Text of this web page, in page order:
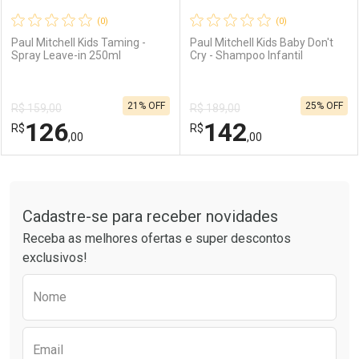
Comprar sem Desconto
Por R$ 210,00/cada
Comprar sem Desconto
Por R$ 210,00/cada
Comprar sem Desconto
Por R$ 282,00/cada
Comprar sem Desconto
Por R$ 282,00/cada
(0)
Paul Mitchell Kids Taming -
Spray Leave-in 250ml
R$ 159,00
R$126,00
21% OFF
Laboratório
Por Menos
(0)
Paul Mitchell Kids Baby Don't
Cry - Shampoo Infantil
R$ 189,00
R$142,00
25% OFF
Laboratório
Por Menos
Cadastre-se para receber novidades
Receba as melhores ofertas e super descontos
exclusivos!
Nome
Email